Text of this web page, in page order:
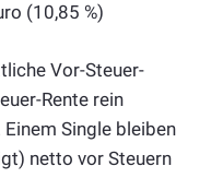
(10,85 %)
Vor-Steuer-
Rente rein
Single bleiben
netto vor Steuern